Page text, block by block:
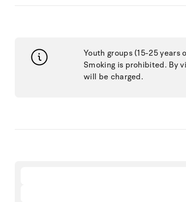
Youth groups (15-25 years
Smoking is prohibited. By
will be charged.